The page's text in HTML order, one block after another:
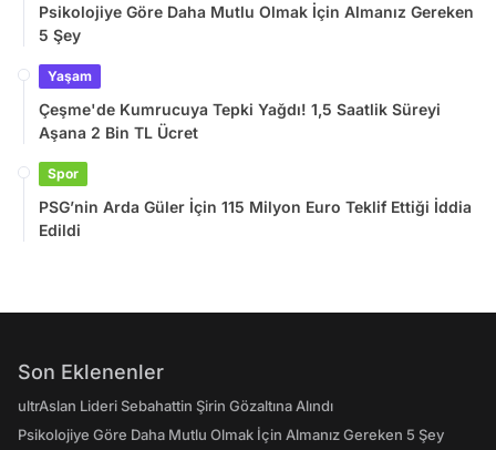
Psikolojiye Göre Daha Mutlu Olmak İçin Almanız Gereken
5 Şey
Yaşam
Çeşme'de Kumrucuya Tepki Yağdı! 1,5 Saatlik Süreyi
Aşana 2 Bin TL Ücret
Spor
PSG’nin Arda Güler İçin 115 Milyon Euro Teklif Ettiği İddia
Edildi
Son Eklenenler
ultrAslan Lideri Sebahattin Şirin Gözaltına Alındı
Psikolojiye Göre Daha Mutlu Olmak İçin Almanız Gereken 5 Şey